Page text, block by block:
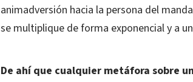
animadversión hacia la persona del
se multiplique de forma exponencial y a
De ahí que cualquier metáfora sobre